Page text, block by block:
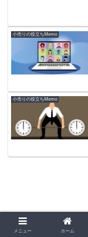
小売りの役立ちMemo
小売りの役立ちMemo
メニュー ホーム